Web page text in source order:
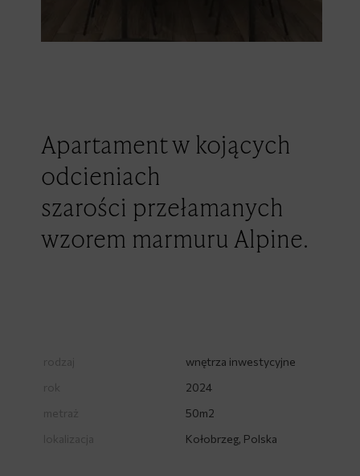
wnętrza inwestycyjne
2024
50m2
Kołobrzeg, Polska
Apartament w kojących
odcieniach
szarości przełamanych
wzorem marmuru Alpine.